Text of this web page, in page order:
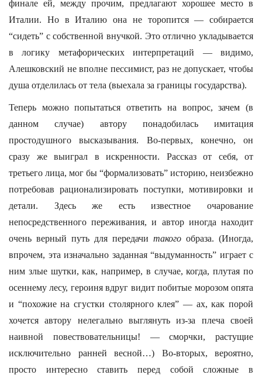
финале ей, между прочим, предлагают хорошее место в
Италии. Но в Италию она не торопится — собирается
“сидеть” с собственной внучкой. Это отлично укладывается
в логику метафорических интерпретаций — видимо,
Алешковский не вполне пессимист, раз не допускает, чтобы
душа отделилась от тела (выехала за границы государства).
Теперь можно попытаться ответить на вопрос, зачем (в
данном случае) автору понадобилась имитация
простодушного высказывания. Во-первых, конечно, он
сразу же выиграл в искренности. Рассказ от себя, от
третьего лица, мог бы “формализовать” историю, неизбежно
потребовав рационализировать поступки, мотивировки и
детали. Здесь же есть известное очарование
непосредственного переживания, и автор иногда находит
очень верный путь для передачи такого образа. (Иногда,
впрочем, эта изначально заданная “выдуманность” играет с
ним злые шутки, как, например, в случае, когда, плутая по
осеннему лесу, героиня вдруг видит побитые морозом опята
и “похожие на сгустки столярного клея” — ах, как порой
хочется автору нелегально выглянуть из-за плеча своей
наивной повествовательницы! — сморчки, растущие
исключительно ранней весной…) Во-вторых, вероятно,
просто интересно ставить перед собой сложные в